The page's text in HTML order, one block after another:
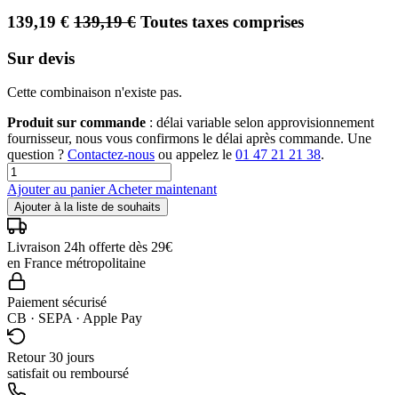
139,19 € 139,19€ Toutes taxes comprises
Sur devis
Cette combinaison n'existe pas.
Produit sur commande : délai variable selon approvisionnement
fournisseur, nous vous confirmons le délai après commande. Une
question ? Contactez-nous ou appelez le 01 47 21 21 38.
Ajouter au panierAcheter maintenant
Ajouter à la liste de souhaits
Livraison 24h offerte dès 29€
en France métropolitaine
Paiement sécurisé
CB · SEPA · Apple Pay
Retour 30 jours
satisfait ou remboursé